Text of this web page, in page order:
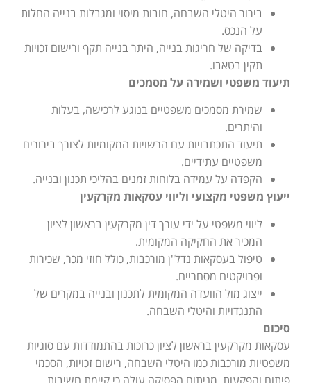
בירור היטלי השבחה, חובות מיסוי ומגבלות בנייה החלות
על הנכס.
בדיקה של חריגות בנייה, היתר בנייה תקף ורישום זכויות
תקין בטאבו.
תיעוד משפטי ושמירה על מסמכים
שמירת מסמכים משפטיים בנוגע לרכישה, בעלות
והיתרים.
תיעוד התכתבויות עם הרשויות המקומיות לצורך בירורים
משפטיים עתידיים.
הקפדה על עמידה בלוחות זמנים בהליכי תכנון ובנייה.
ייעוץ משפטי מקצועי וליווי עסקאות מקרקעין
ליווי משפטי על ידי עורך דין מקרקעין בראשון לציון
המכיר את החקיקה המקומית.
טיפול בעסקאות נדל"ן מורכבות, כולל חוזי מכר, שכירות
ופרויקטים מסחריים.
ייצוג מול הוועדה המקומית לתכנון ובנייה במקרים של
התנגדויות והיטלי השבחה.
סיכום
עסקאות מקרקעין בראשון לציון כרוכות בהתמודדות עם סוגיות
משפטיות מורכבות כמו היטלי השבחה, רישום זכויות, הסכמי